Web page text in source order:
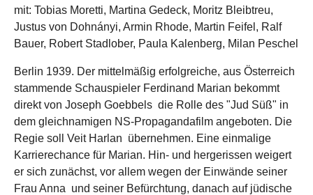
mit: Tobias Moretti, Martina Gedeck, Moritz Bleibtreu,
Justus von Dohnányi, Armin Rhode, Martin Feifel, Ralf
Bauer, Robert Stadlober, Paula Kalenberg, Milan Peschel
Berlin 1939. Der mittelmäßig erfolgreiche, aus Österreich
stammende Schauspieler Ferdinand Marian bekommt
direkt von Joseph Goebbels die Rolle des "Jud Süß" in
dem gleichnamigen NS-Propagandafilm angeboten. Die
Regie soll Veit Harlan übernehmen. Eine einmalige
Karrierechance für Marian. Hin- und hergerissen weigert
er sich zunächst, vor allem wegen der Einwände seiner
Frau Anna und seiner Befürchtung, danach auf jüdische